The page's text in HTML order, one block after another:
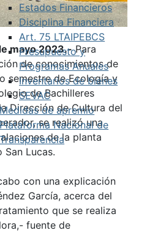
Estados Financieros
Disciplina Financiera
Art. 75 LTAIPEBCS
Presupuesto y
Programas Anuales
Inventarios de bienes
SEVAC
Medidas de apremio
Plataforma Nacional de
Transparencia
mayo 2023.-Para
de conocimientos de
semestre de Ecología y
de Bachilleres
Dirección de Cultura del
se realizó una
de la planta
Lucas.
con una explicación
García, acerca del
que se realiza
fuente de